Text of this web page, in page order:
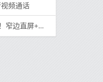
频通话
摔防水 1099起